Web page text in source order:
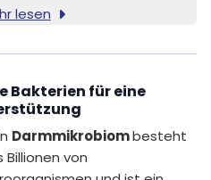
Lactobacillus
bulgaricus,
casei,
plantarum
Lactobacillus
lesen
Bakterien für eine
Darmmikrobiombesteht
Billionen von